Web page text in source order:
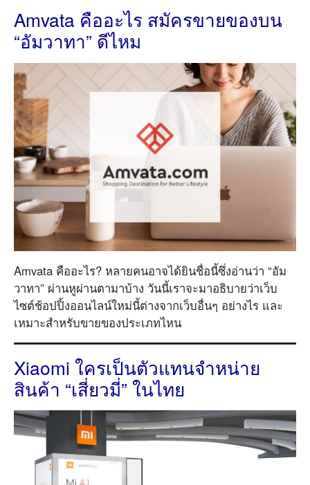
Amvata คืออะไร สมัครขายของบน
“อัมวาทา” ดีไหม
Amvata คืออะไร? หลายคนอาจได้ยินชื่อนี้ซึ่งอ่านว่า “อัม
วาทา” ผ่านหูผ่านตามาบ้าง วันนี้เราจะมาอธิบายว่าเว็บ
ไซต์ช้อปปิ้งออนไลน์ใหม่นี้ต่างจากเว็บอื่นๆ อย่างไร และ
เหมาะสำหรับขายของประเภทไหน
Xiaomi ใครเป็นตัวแทนจำหน่าย
สินค้า “เสี่ยวมี่” ในไทย